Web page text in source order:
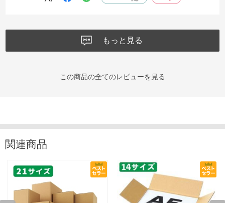
もっと見る
この商品の全てのレビューを見る
関連商品